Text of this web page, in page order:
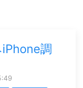
調